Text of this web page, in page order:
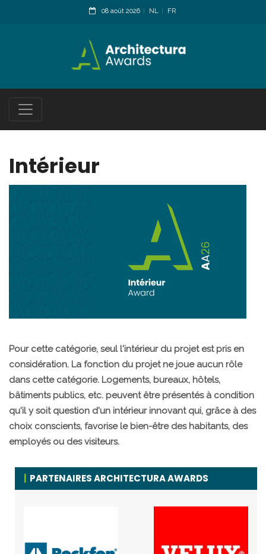
08 août 2026 NL FR
Intérieur
Pour cette catégorie, seul l'intérieur du projet est pris en
considération. La fonction du projet ne joue aucun rôle
dans cette catégorie. Logements, bureaux, hôtels,
bâtiments publics, etc. peuvent être présentés à condition
qu'il y soit question d'un intérieur innovant qui, grâce à des
choix conscients, favorise le bien-être des habitants, des
employés ou des visiteurs.
PARTENAIRES ARCHITECTURA AWARDS